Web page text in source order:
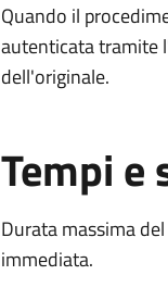
Quando il
autenticata tramite
dell'originale.
Tempi e
Durata massima
immediata.